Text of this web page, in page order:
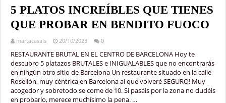
5 PLATOS INCREÍBLES QUE TIENES
QUE PROBAR EN BENDITO FUOCO
martacasals 20/10/2023 0
RESTAURANTE BRUTAL EN EL CENTRO DE BARCELONA Hoy te
descubro 5 platazos BRUTALES e INIGUALABLES que no encontrarás
en ningún otro sitio de Barcelona Un restaurante situado en la calle
Rosellón, muy céntrica en Barcelona al que volveré SEGURO! Muy
acogedor y sobretodo se come de 10. Si pasáis por la zona no dudéis
en probarlo, merece muchísimo la pena. …